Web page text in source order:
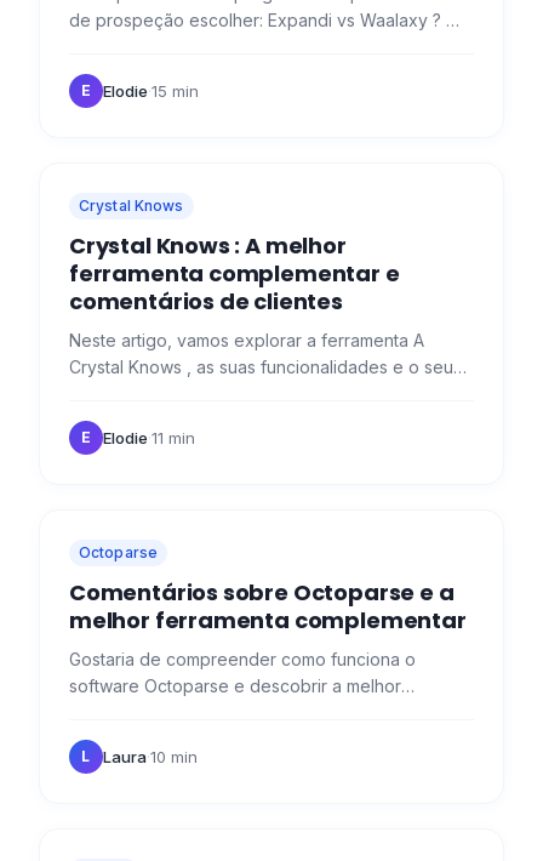
de prospeção escolher: Expandi vs Waalaxy ? 🤔
das duas…
E Elodie·15 min
Crystal Knows
Crystal Knows : A melhor
ferramenta complementar e
comentários de clientes
Neste artigo, vamos explorar a ferramenta A
Crystal Knows , as suas funcionalidades e o seu
prospeção no LinkedIn. 🔍
E Elodie·11 min
Octoparse
Comentários sobre Octoparse e a
melhor ferramenta complementar
Gostaria de compreender como funciona o
software Octoparse e descobrir a melhor
certo! 😉 O que é o Octoparse Web…
L Laura·10 min